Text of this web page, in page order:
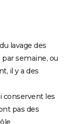
lavage des
par semaine, ou
il y a des
conservent les
pas des